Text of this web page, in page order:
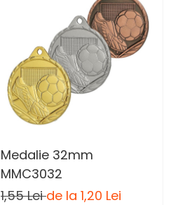
Medalie 32mm
MMC3032
1,55 Leide la 1,20 Lei